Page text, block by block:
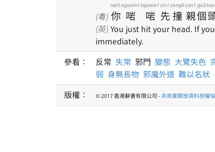
(粵) 你
nei5
啱
ngaam1
啱
ngaam1
先
sin1
撞
zong6
親
can1
個
go3
(英) You just hit your head. If
immediately.
參看：
反常 失常 邪門 變態 大驚失色
弱 身無長物 邪魔外道 難以名狀
版權： © 2017 香港辭書有限公司 -非商業開放資料授權